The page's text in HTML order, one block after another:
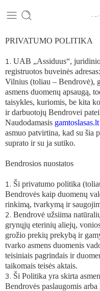
PRIVATUMO POLITIKA
UAB „Assiduus“,
registruotos buveinės
Vilnius (toliau – Bendrovė),
asmens duomenų apsaugą,
taisykles, kuriomis, be kita
ir darbuotojų Bendrovei
Naudodamasis gamtoslasas.lt
asmuo patvirtina, kad su šia
suprato ir su ja sutiko.
Bendrosios nuostatos
Ši privatumo politika
Bendrovės kaip duomenų
rinkimą, tvarkymą ir
Bendrovė užsiima
grynųjų eterinių aliejų,
grožio prekių prekybą ir
tvarko asmens duomenis
teisiniais pagrindais ir
taikomais teisės aktais.
Ši Politika yra skirta
Bendrovės paslaugomis